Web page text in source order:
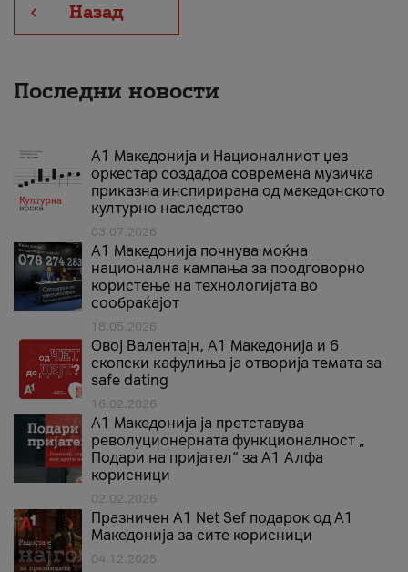
Назад
Последни новости
А1 Македонија и Националниот џез
оркестар создадоа современа музичка
приказна инспирирана од македонското
културно наследство
03.07.2026
A1 Македонија почнува моќна
национална кампања за поодговорно
користење на технологијата во
сообраќајот
18.05.2026
Овој Валентајн, A1 Македонија и 6
скопски кафулиња ја отворија темата за
safe dating
16.02.2026
А1 Македонија ја претставува
револуционерната функционалност „
Подари на пријател“ за А1 Алфа
корисници
02.02.2026
Празничен A1 Net Sеf подарок од А1
Македонија за сите корисници
04.12.2025